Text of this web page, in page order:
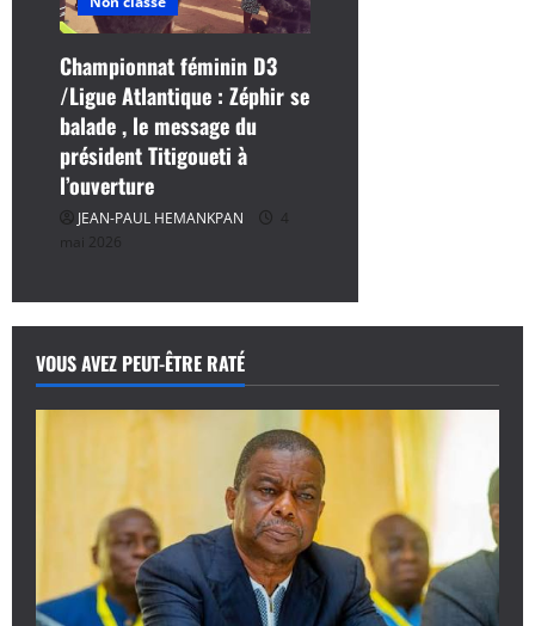
Championnat féminin D3
/Ligue Atlantique : Zéphir se
balade , le message du
président Titigoueti à
l’ouverture
JEAN-PAUL HEMANKPAN
4
mai 2026
VOUS AVEZ PEUT-ÊTRE RATÉ